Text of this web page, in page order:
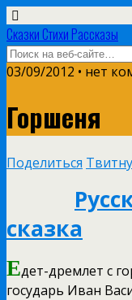
Сказки Стихи Рассказы
03/09/2012 • нет
Горшеня
Поделиться
сказка
Едет-дремлет с
государь Иван